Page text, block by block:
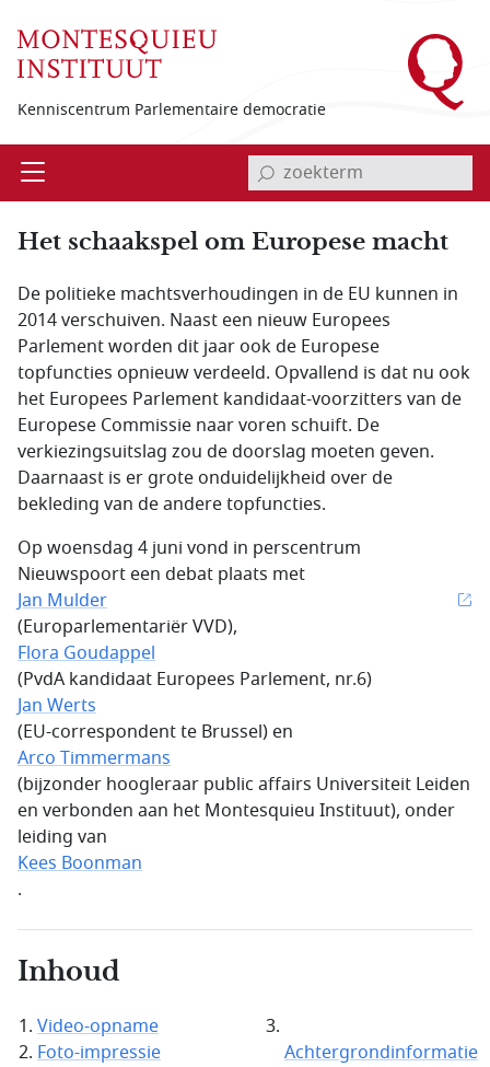
Kenniscentrum Parlementaire democratie
Open invoerveld zoekterm
Het schaakspel om Europese macht
De politieke machtsverhoudingen in de EU kunnen in
2014 verschuiven. Naast een nieuw Europees
Parlement worden dit jaar ook de Europese
topfuncties opnieuw verdeeld. Opvallend is dat nu ook
het Europees Parlement kandidaat-voorzitters van de
Europese Commissie naar voren schuift. De
verkiezingsuitslag zou de doorslag moeten geven.
Daarnaast is er grote onduidelijkheid over de
bekleding van de andere topfuncties.
Op woensdag 4 juni vond in perscentrum
Nieuwspoort een debat plaats met
Jan Mulder
(Europarlementariër VVD),
Flora Goudappel
(PvdA kandidaat Europees Parlement, nr.6)
Jan Werts
(EU-correspondent te Brussel) en
Arco Timmermans
(bijzonder hoogleraar public affairs Universiteit Leiden
en verbonden aan het Montesquieu Instituut), onder
leiding van
Kees Boonman
.
Inhoud
Video-opname
Foto-impressie
Achtergrondinformatie